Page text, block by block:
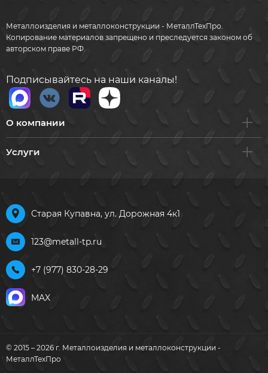
Металлоизделия и металлоконструкции - МеталлТехПро.
Копирование материалов запрещено и преследуется законом об
авторском праве РФ.
Подписывайтесь на наши каналы!
О компании
Услуги
Старая Купавна, ул. Дорожная 4к1
123@metall-tp.ru
+7 (977) 830-28-29
MAX
© 2015 – 2026 г. Металлоизделия и металлоконструкции -
МеталлТехПро